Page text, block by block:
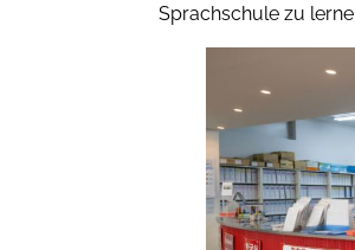
Sprachschule zu